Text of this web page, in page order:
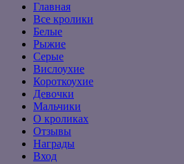
Главная
Все кролики
Белые
Рыжие
Серые
Вислоухие
Короткоухие
Девочки
Мальчики
О кроликах
Отзывы
Награды
Вход